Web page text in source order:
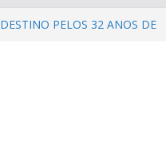
PELOS 32 ANOS DE
CARIOCA
DIUNÍSIO.